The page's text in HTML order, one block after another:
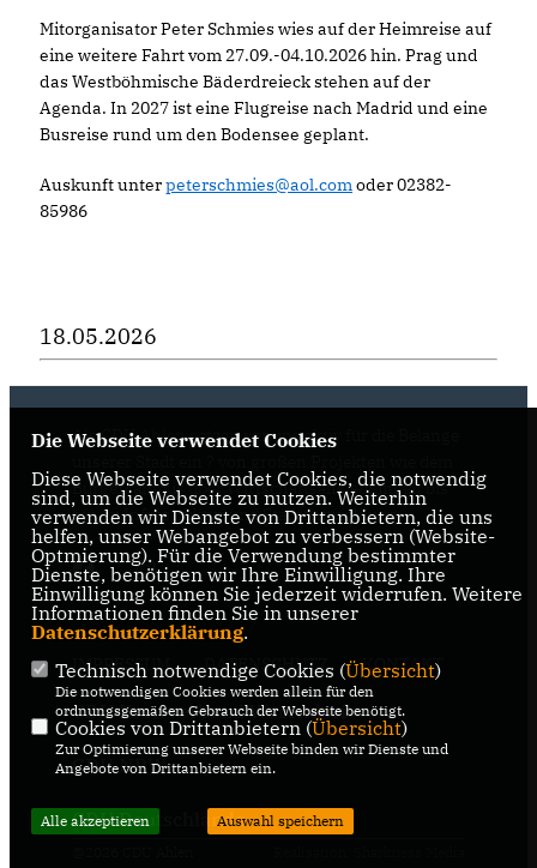
Mitorganisator Peter Schmies wies auf der Heimreise auf
eine weitere Fahrt vom 27.09.-04.10.2026 hin. Prag und
das Westböhmische Bäderdreieck stehen auf der
Agenda. In 2027 ist eine Flugreise nach Madrid und eine
Busreise rund um den Bodensee geplant.
Auskunft unterpeterschmies@aol.comoder 02382-
85986
18.05.2026
Als CDU Ahlen setzen wir uns aktiv für die Belange
Bürgercampus über Wirtschaftsansiedlungen bis
hin zu Infrastruktur und Stadtentwicklung.
IMPRESSUM DATENSCHUTZ KONTAKT
CDU Kreisverband Warendorf-
Beckum
CDU NRW
CDU Deutschlands
Die Webseite verwendet Cookies
Diese Webseite verwendet Cookies, die notwendig
sind, um die Webseite zu nutzen. Weiterhin
verwenden wir Dienste von Drittanbietern, die uns
helfen, unser Webangebot zu verbessern (Website-
Optmierung). Für die Verwendung bestimmter
Dienste, benötigen wir Ihre Einwilligung. Ihre
Einwilligung können Sie jederzeit widerrufen. Weitere
Informationen finden Sie in unserer
Datenschutzerklärung.
Technisch notwendige Cookies (Übersicht)
Die notwendigen Cookies werden allein für den
ordnungsgemäßen Gebrauch der Webseite benötigt.
Cookies von Drittanbietern (Übersicht)
Zur Optimierung unserer Webseite binden wir Dienste und
Angebote von Drittanbietern ein.
Alle akzeptieren Auswahl speichern